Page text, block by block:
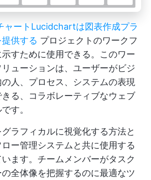
ャート Lucidchartは図表作成プラ
供する プロジェクトのワークフ
すために使用できる。このワー
ューションは、ユーザーがビジ
人、プロセス、システムの表現
る、コラボレーティブなウェブ
す。
ラフィカルに視覚化する方法と
ー管理システムと共に使用する
ます。チームメンバーがタスク
全体像を把握するのに最適なツ